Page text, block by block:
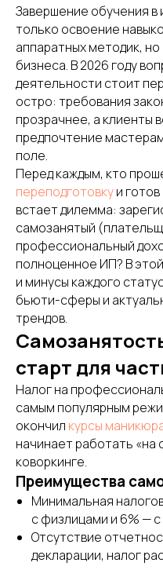
Завершение обучения в
только освоение
аппаратных методик,
бизнеса. В 2026 году
деятельности стоит
остро: требования
прозрачнее, а клиенты
предпочтение
поле.
Перед каждым, кто
переподготовкуи
встает дилемма:
самозанятый
профессиональный
полноценное ИП? В
и минусы каждого
бьюти-сферы и
трендов.
старт для
Налог на
самым популярным
окончил курсы
начинает работать «на
коворкинге.
Преимущества
Минимальная
с физлицами и 6% —
Отсутствие
декларации, налог